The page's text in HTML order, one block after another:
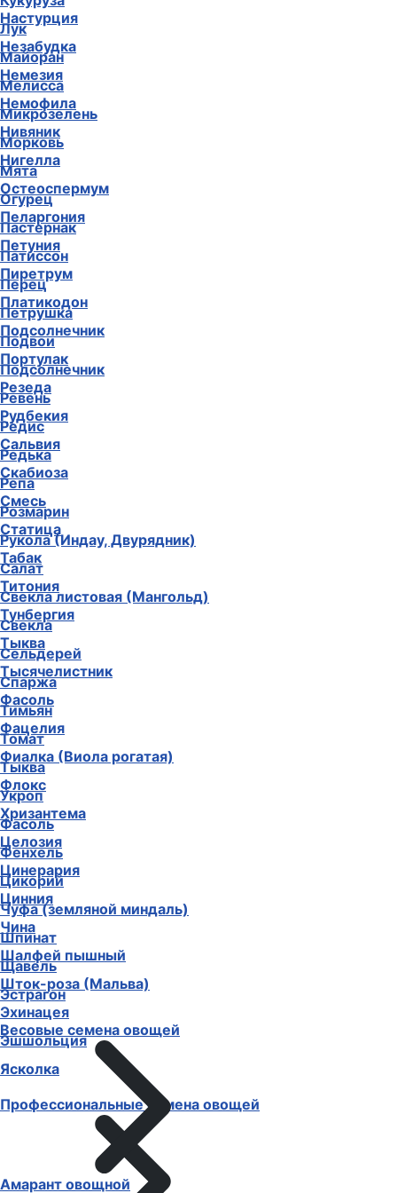
Настурция
Незабудка
Немезия
Немофила
Нивяник
Нигелла
Остеоспермум
Пеларгония
Петуния
Пиретрум
Платикодон
Подсолнечник
Портулак
Резеда
Рудбекия
Сальвия
Скабиоза
Смесь
Статица
Табак
Титония
Тунбергия
Тыква
Тысячелистник
Фасоль
Фацелия
Фиалка (Виола рогатая)
Флокс
Хризантема
Целозия
Цинерария
Цинния
Чина
Шалфей пышный
Шток-роза (Мальва)
Эхинацея
Эшшольция
Ясколка
Профессиональные семена овощей
Лук
Майоран
Мелисса
Микрозелень
Морковь
Мята
Огурец
Пастернак
Патиссон
Перец
Петрушка
Подвои
Подсолнечник
Ревень
Редис
Редька
Репа
Розмарин
Рукола (Индау, Двурядник)
Салат
Свекла листовая (Мангольд)
Свекла
Сельдерей
Спаржа
Тимьян
Томат
Тыква
Укроп
Фасоль
Фенхель
Цикорий
Чуфа (земляной миндаль)
Шпинат
Щавель
Эстрагон
Весовые семена овощей
Амарант овощной